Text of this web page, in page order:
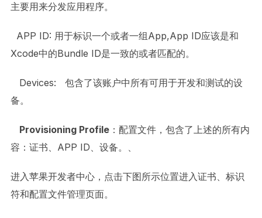
主要用来分发应用程序。
APP ID: 用于标识一个或者一组App,App ID应该是和
Xcode中的Bundle ID是一致的或者匹配的。
Devices: 包含了该账户中所有可用于开发和测试的设
备。
Provisioning Profile：配置文件，包含了上述的所有内
容：证书、APP ID、设备。、
进入苹果开发者中心，点击下图所示位置进入证书、标识
符和配置文件管理页面。